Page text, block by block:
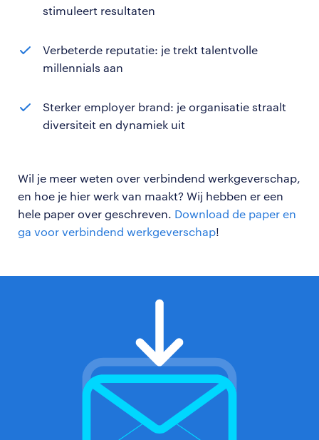
stimuleert resultaten
Verbeterde reputatie: je trekt talentvolle
millennials aan
Sterker employer brand: je organisatie straalt
diversiteit en dynamiek uit
Wil je meer weten over verbindend werkgeverschap,
en hoe je hier werk van maakt? Wij hebben er een
hele paper over geschreven. Download de paper en
ga voor verbindend werkgeverschap!